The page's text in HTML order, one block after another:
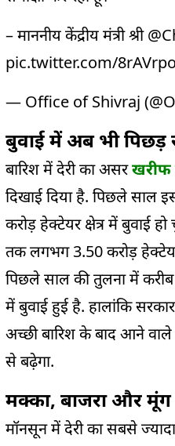
– माननीय केंद्रीय मंत्री श्री
pic.twitter.com/
— Office of Shivraj
बुवाई में अब भी पिछड़
बारिश में देरी का असरखरीफ
दिखाई दिया है. पिछले साल
करोड़ हेक्टेयर क्षेत्र में बुवाई
तक लगभग 3.50 करोड़
पिछले साल की तुलना में
में बुवाई हुई है. हालांकि
अच्छी बारिश के बाद आने वाले
से बढ़ेगा.
मक्का, बाजरा और मूंग
मॉनसून में देरी का सबसे